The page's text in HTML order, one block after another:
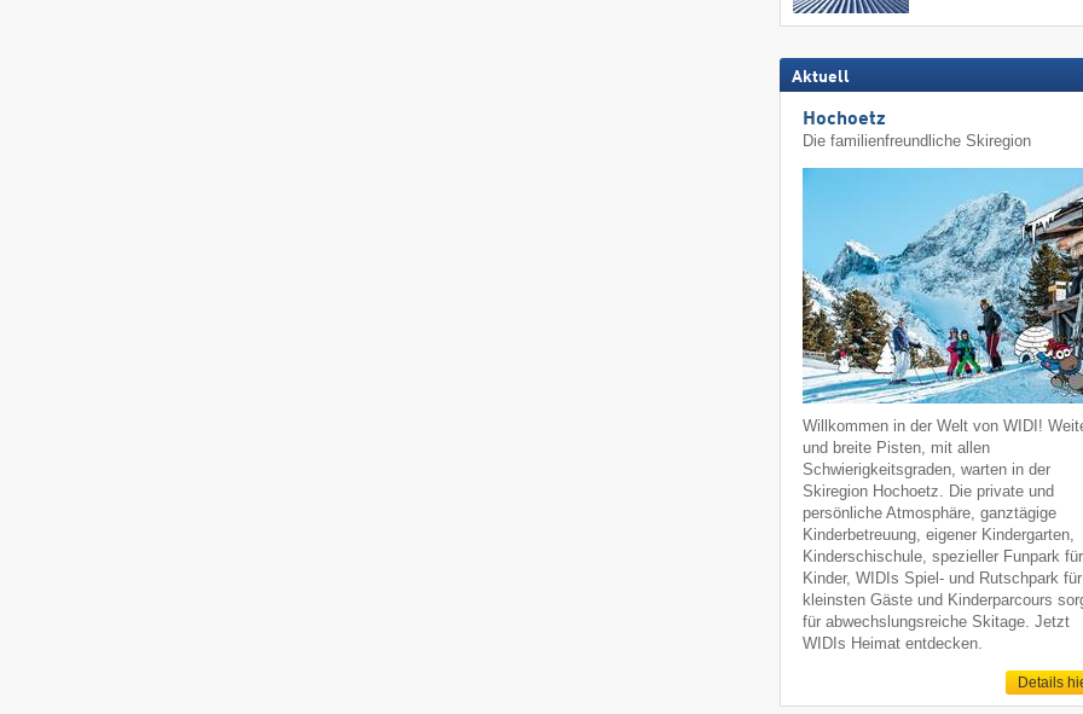
Aktuell
Hochoetz
Die familienfreundliche Skiregion
Willkommen in der Welt von WIDI!
und breite Pisten, mit allen
Schwierigkeitsgraden, warten in der
Skiregion Hochoetz. Die private und
persönliche Atmosphäre, ganztägige
Kinderbetreuung, eigener Kindergarten,
Kinderschischule, spezieller Funpark für
Kinder, WIDIs Spiel- und Rutschpark
kleinsten Gäste und Kinderparcours
für abwechslungsreiche Skitage. Jetzt
WIDIs Heimat entdecken.
Details